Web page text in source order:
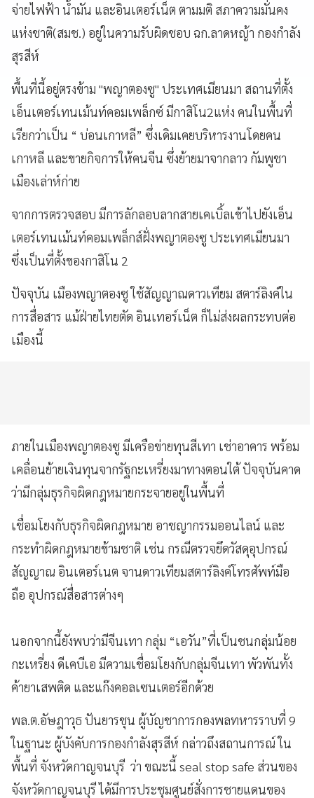
จ่ายไฟฟ้า น้ำมัน และอินเตอร์เน็ต ตามมติ สภาความมั่นคง
แห่งชาติ(สมช.) อยู่ในความรับผิดชอบ ฉก.ลาดหญ้า กองกำลัง
สุรสีห์
พื้นที่นี้อยู่ตรงข้าม "พญาตองซู" ประเทศเมียนมา สถานที่ตั้ง
เอ็นเตอร์เทนเม้นท์คอมเพล็กซ์ มีกาสิโน2แห่ง คนในพื้นที่
เรียกว่าเป็น “ บ่อนเกาหลี” ซึ่งเดิมเคยบริหารงานโดยคน
เกาหลี และขายกิจการให้คนจีน ซึ่งย้ายมาจากลาว กัมพูชา
เมืองเล่าห์ก่าย
จากการตรวจสอบ มีการลักลอบลากสายเคเบิ้ลเข้าไปยังเอ็น
เตอร์เทนเม้นท์คอมเพล็กส์ฝั่งพญาตองซู ประเทศเมียนมา
ซึ่งเป็นที่ตั้งของกาสิโน 2
ปัจจุบัน เมืองพญาตองซู ใช้สัญญาณดาวเทียม สตาร์ลิงค์ใน
การสื่อสาร แม้ฝ่ายไทยตัด อินเทอร์เน็ต ก็ไม่ส่งผลกระทบต่อ
เมืองนี้
ภายในเมืองพญาตองซู มีเครือข่ายทุนสีเทา เช่าอาคาร พร้อม
เคลื่อนย้ายเงินทุนจากรัฐกะเหรี่ยงมาทางตอนใต้ ปัจจุบันคาด
ว่ามีกลุ่มธุรกิจผิดกฎหมายกระจายอยู่ในพื้นที่
เชื่อมโยงกับธุรกิจผิดกฎหมาย อาชญากรรมออนไลน์ และ
กระทำผิดกฎหมายข้ามชาติ เช่น กรณีตรวจยึดวัสดุอุปกรณ์
สัญญาณ อินเตอร์เนต จานดาวเทียมสตาร์ลิงค์โทรศัพท์มือ
ถือ อุปกรณ์สื่อสารต่างๆ
นอกจากนี้ยังพบว่ามีจีนเทา กลุ่ม “เอวัน”ที่เป็นชนกลุ่มน้อย
กะเหรี่ยง ดีเคบีเอ มีความเชื่อมโยงกับกลุ่มจีนเทา พัวพันทั้ง
ค้ายาเสพติด และแก๊งคอลเซนเตอร์อีกด้วย
พล.ต.อัษฎาวุธ ปันยารชุน ผู้บัญชาการกองพลทหารราบที่ 9
ในฐานะ ผู้บังคับการกองกำลังสุรสีห์ กล่าวถึงสถานการณ์ ใน
พื้นที่ จังหวัดกาญจนบุรี ว่า ขณะนี้ seal stop safe ส่วนของ
จังหวัดกาญจนบุรี ได้มีการประชุมศูนย์สั่งการชายแดนของ